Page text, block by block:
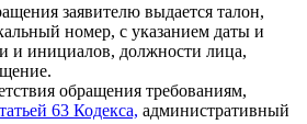
заявителю выдается талон,
номер, с указанием даты и
и инициалов, должности лица,
обращения требованиям,
63 Кодекса, административный